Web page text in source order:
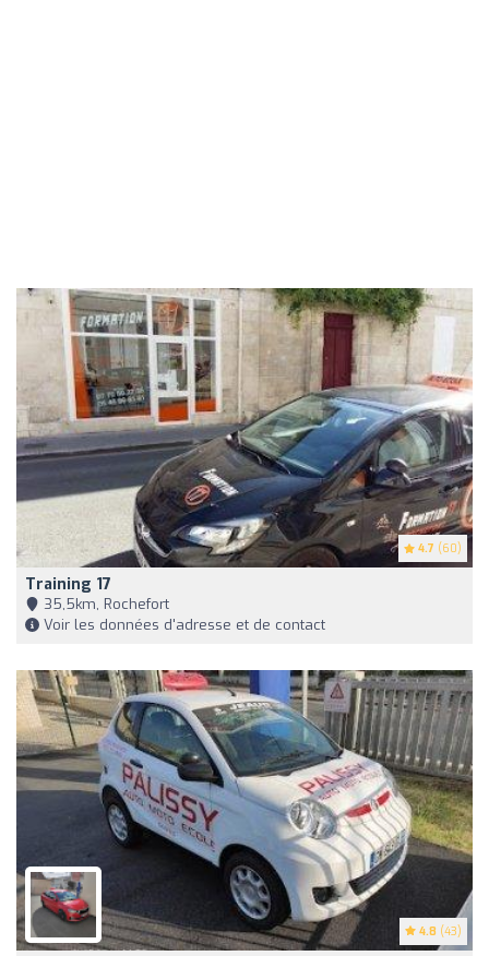
4.7 (60)
Training 17
35,5km, Rochefort
Voir les données d'adresse et de contact
4.8 (43)